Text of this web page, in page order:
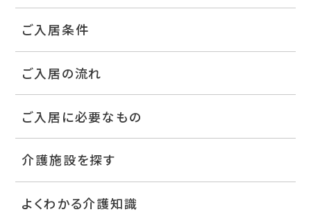
ご入居条件
ご入居の流れ
ご入居に必要なもの
介護施設を探す
よくわかる介護知識